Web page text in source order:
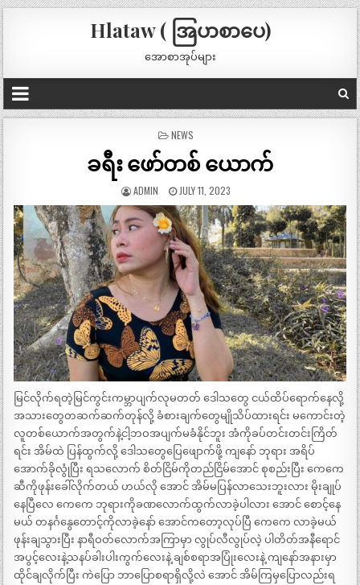
Hlataw ( အြပာစာပေ)
အောစာအုပ်များ
POSTED
NEWS
ခရီး ဖော်တစ် ယောက်
ADMIN JULY 11, 2023
မြင်လိုက်ရတဲ့မြင်ကွင်းကမ္ဘာပျက်လုမတတ် ဒေါသတွေ ငယ်ထိပ်ရောက်နေလို့
အသားတွေတဆက်ဆက်တုန်လို့ ခံစားချက်တွေမျိုသိပ်ထားရင်း မကောင်းတဲ့
လူတစ်ယောက်အတွက်နဲ့ငါ့ဘဝအပျက်မခံနိုင်ဘူး အံကိုခပ်တင်းတင်းကြိတ်
ရင်း အိမ်ထဲ ပြန်ထွက်လို့ ဒေါသတွေပြေဖျောက်ဖို့ ကျနော် ဘုရား အရိပ်
အောက်ခိုလွုံပြီး ရသလောက် စိတ်ငြိမ်ကိုတည်ငြိမ်အောင် စုစည်းပြီး ကေကေ
ဆီကိုဖုန်းခေါ်လိုက်တယ် ဟယ်လို အောင် အိမ်မပြန်လာသေးဘူးလား မိုးချုပ်
နေပြီလေ ကေကေ ဘုရားကိုခဏလောက်ထွက်လာခဲ့ပါလား အောင် စောင့်နေ
မယ် တနင်္ဂနွေတောင့်ကိုလာခဲ့နော် အောင်ကတော့လုပ်ပြီ ကေကေ လာခဲ့မယ်
ဖုန်းချသွားပြီး နာရီဝတ်လောက်အကြာမှာ လွုပ်လီလွုပ်လဲ့ ပါတိတ်အနီရောင်
အပွင့်လေးနဲ့သနပ်ခါးပါးကွက်လေးနဲ့ ချစ်စရာအပြုံးလေးနဲ့ ကျနော်အနားမှာ
ထိုင်ချလိုက်ပြီး ကဲပြော ဘာပြောစရာရှိလို့လဲ အောင် အိမ်ကြမှပြောလည်းရ